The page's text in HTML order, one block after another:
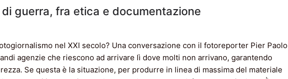
guerra, fra etica e documentazione
nel XXI secolo? Una conversazione con il fotoreporter Pier Paolo
agenzie che riescono ad arrivare lì dove molti non arrivano, garantendo
Se questa è la situazione, per produrre in linea di massima del materiale